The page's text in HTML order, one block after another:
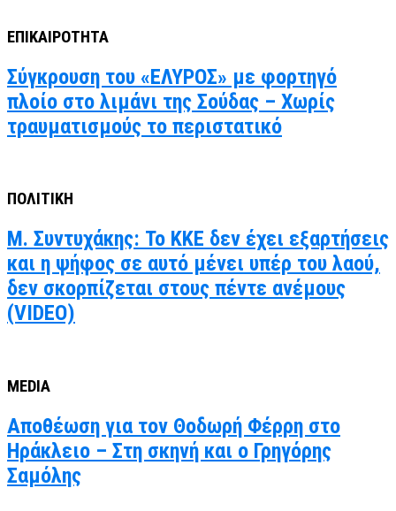
ΕΠΙΚΑΙΡΟΤΗΤΑ
Σύγκρουση του «ΕΛΥΡΟΣ» με φορτηγό
πλοίο στο λιμάνι της Σούδας – Χωρίς
τραυματισμούς το περιστατικό
ΠΟΛΙΤΙΚΗ
Μ. Συντυχάκης: Το ΚΚΕ δεν έχει εξαρτήσεις
και η ψήφος σε αυτό μένει υπέρ του λαού,
δεν σκορπίζεται στους πέντε ανέμους
(VIDEO)
MEDIA
Αποθέωση για τον Θοδωρή Φέρρη στο
Ηράκλειο – Στη σκηνή και ο Γρηγόρης
Σαμόλης